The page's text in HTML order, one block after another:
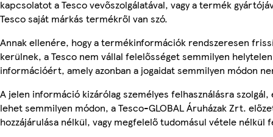
kapcsolatot a Tesco vevőszolgálatával, vagy a termék
Tesco saját márkás termékről van szó.
Annak ellenére, hogy a termékinformációk rendszeresen
kerülnek, a Tesco nem vállal felelősséget semmilyen helytelen
információért, amely azonban a jogaidat semmilyen módon
A jelen információ kizárólag személyes felhasználásra szolgál,
lehet semmilyen módon, a Tesco-GLOBAL Áruházak Zrt.
hozzájárulása nélkül, vagy megfelelő tudomásul vétele nélkül